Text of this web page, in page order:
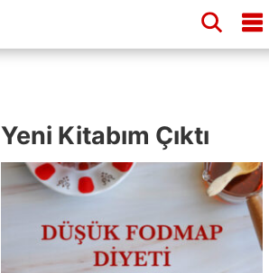
Yeni Kitabım Çıktı